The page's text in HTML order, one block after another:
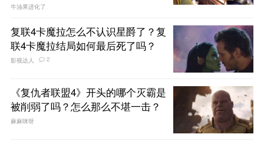
牛油果进化了
复联4卡魔拉怎么不认识星爵了？复
联4卡魔拉结局如何最后死了吗？
影视达人 2
《复仇者联盟4》开头的哪个灭霸是
被削弱了吗？怎么那么不堪一击？
麻麻咪呀